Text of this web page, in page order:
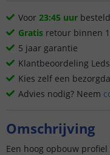
Voor 23:45 uur
Gratis retour binnen
5 jaar garantie
Klantbeoordeling
Kies zelf een
Advies nodig? Neem
Omschrijving
Een hoog opbouw